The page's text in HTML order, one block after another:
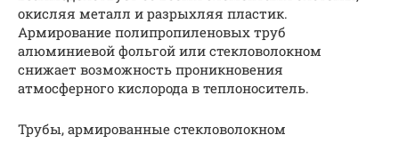
окисляя металл и разрыхляя пластик.
Армирование полипропиленовых труб
алюминиевой фольгой или стекловолокном
снижает возможность проникновения
атмосферного кислорода в теплоноситель.
Трубы, армированные стекловолокном